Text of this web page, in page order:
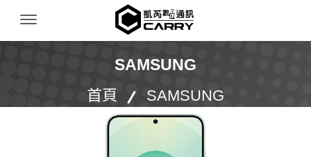
凱芮數位通訊｜iPhone 收購｜二手機買賣
SAMSUNG
首頁 SAMSUNG